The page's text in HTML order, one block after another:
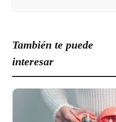
También te puede
interesar